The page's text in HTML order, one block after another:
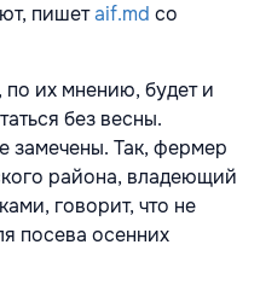
пишетaif.md со
их мнению, будет и
без весны.
замечены. Так, фермер
района, владеющий
говорит, что не
посева осенних